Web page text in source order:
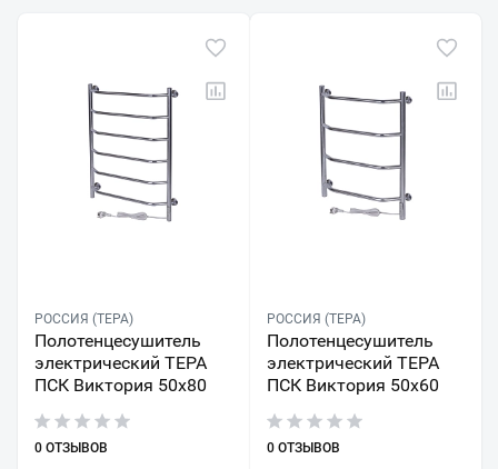
РОССИЯ (ТЕРА)
Полотенцесушитель
электрический ТЕРА
ПСК Виктория 50х80
0 ОТЗЫВОВ
РОССИЯ (ТЕРА)
Полотенцесушитель
электрический ТЕРА
ПСК Виктория 50х60
0 ОТЗЫВОВ